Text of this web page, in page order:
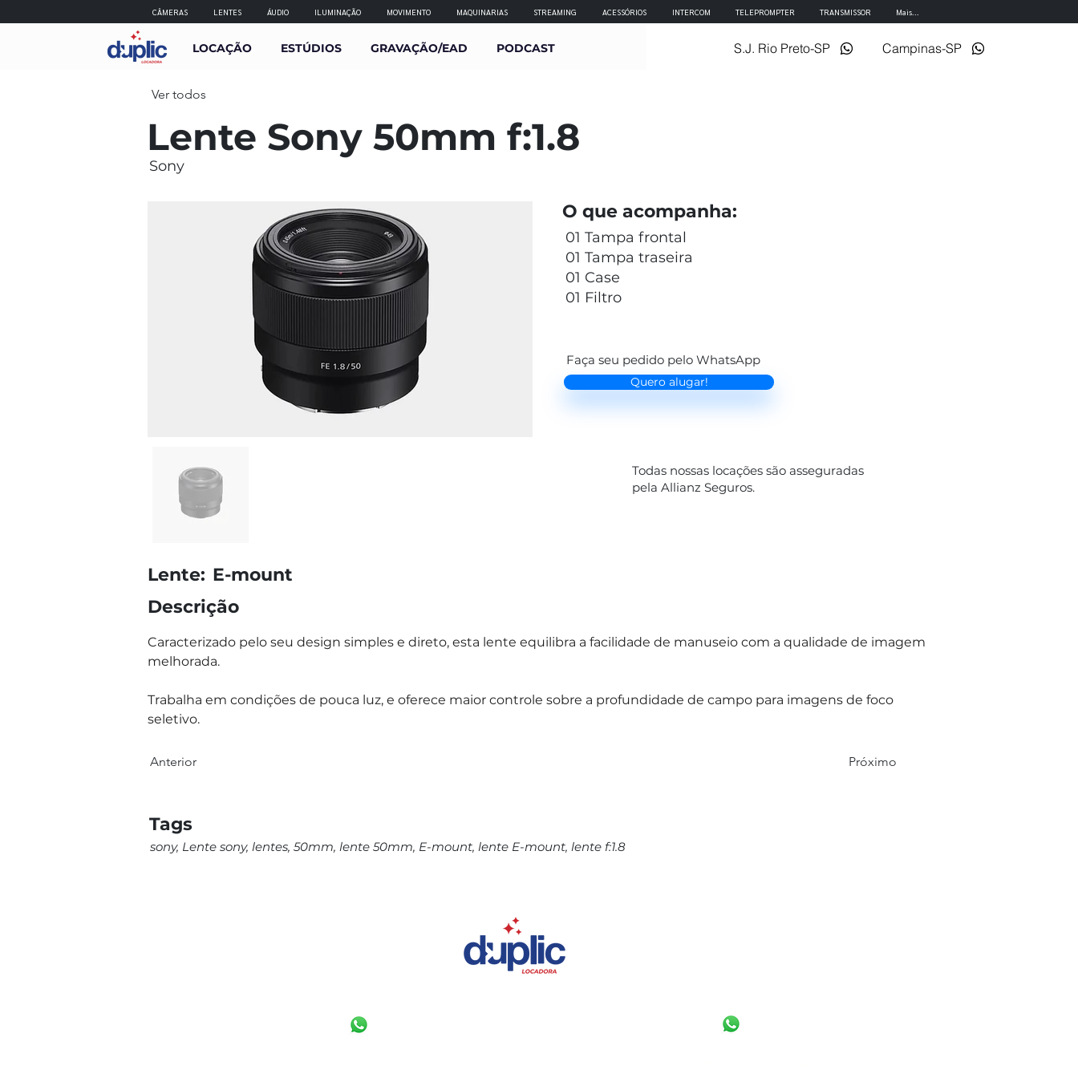
CÂMERAS LENTES ÁUDIO ILUMINAÇÃO MOVIMENTO MAQUINARIAS STREAMING ACESSÓRIOS INTERCOM TELEPROMPTER TRANSMISSOR Mais...
LOCAÇÃO ESTÚDIOS GRAVAÇÃO/EAD PODCAST S.J. Rio Preto-SP Campinas-SP
Lente Sony 50mm f:1.8
Sony
Ver todos
Lente: E-mount
O que acompanha:
01 Tampa frontal
01 Tampa traseira
01 Case
01 Filtro
Faça seu pedido pelo WhatsApp
Quero alugar!
Todas nossas locações são asseguradas
pela Allianz Seguros.
Descrição
Caracterizado pelo seu design simples e direto, esta lente equilibra a facilidade de manuseio com a qualidade de imagem
melhorada.
Trabalha em condições de pouca luz, e oferece maior controle sobre a profundidade de campo para imagens de foco
seletivo.
Anterior Próximo
Tags
sony, Lente sony, lentes, 50mm, lente 50mm, E-mount, lente E-mount, lente f:1.8